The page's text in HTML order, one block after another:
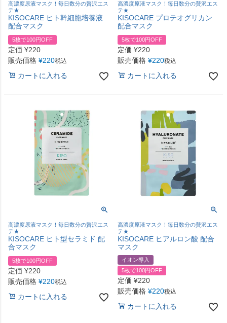
高濃度原液マスク！毎日数分の贅沢エス
テ★
KISOCARE ヒト幹細胞培養液
配合マスク
5枚で100円OFF
定価 ¥220
販売価格 ¥220税込
カートに入れる
高濃度原液マスク！毎日数分の贅沢エス
テ★
KISOCARE プロテオグリカン
配合マスク
5枚で100円OFF
定価 ¥220
販売価格 ¥220税込
カートに入れる
高濃度原液マスク！毎日数分の贅沢エス
テ★
KISOCARE ヒト型セラミド 配
合マスク
5枚で100円OFF
定価 ¥220
販売価格 ¥220税込
カートに入れる
高濃度原液マスク！毎日数分の贅沢エス
テ★
KISOCARE ヒアルロン酸 配合
マスク
イオン導入
5枚で100円OFF
定価 ¥220
販売価格 ¥220税込
カートに入れる